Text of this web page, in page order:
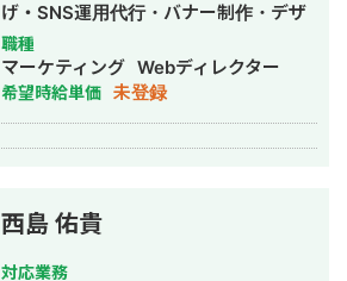
げ・SNS運用代行・バナー制作・デザ
イン
職種
マーケティング Webディレクター
希望時給単価 未登録
西島 佑貴
対応業務